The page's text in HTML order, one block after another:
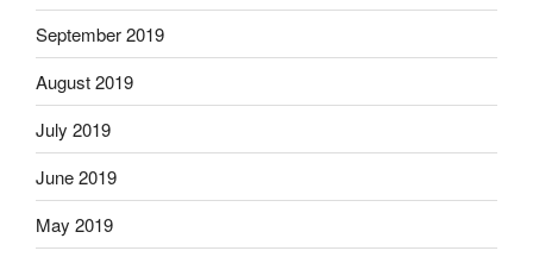
September 2019
August 2019
July 2019
June 2019
May 2019